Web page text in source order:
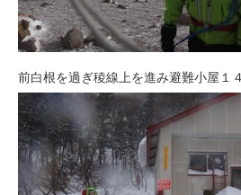
前白根を過ぎ稜線上を進み避難小屋１